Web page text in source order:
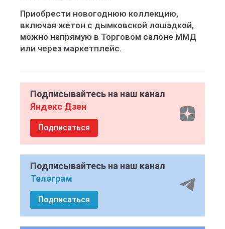
Приобрести новогоднюю коллекцию,
включая жетон с дымковской лошадкой,
можно напрямую в Торговом салоне ММД
или через маркетплейс.
Подписывайтесь на наш канал
Яндекс Дзен
Подписаться
Подписывайтесь на наш канал
Телеграм
Подписаться